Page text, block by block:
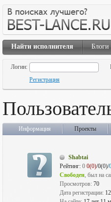
Найти исполнителя Блоги
Логин:
Регистрация
Информация Проекты
Shabtai
Рейтинг: 0 0(0)/0(0)/
Свободен, был на
Просмотров: 70
Дата регистрации: